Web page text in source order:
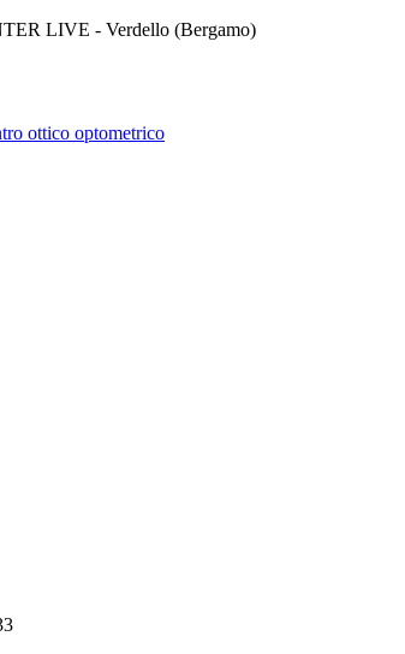
LIVE - Verdello (Bergamo)